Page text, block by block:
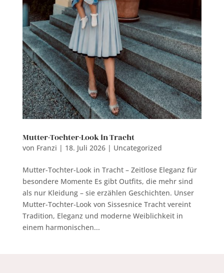
Mutter-Tochter-Look in Tracht
von Franzi | 18. Juli 2026| Uncategorized
Mutter-Tochter-Look in Tracht – Zeitlose Eleganz für
besondere Momente Es gibt Outfits, die mehr sind
als nur Kleidung – sie erzählen Geschichten. Unser
Mutter-Tochter-Look von Sissesnice Tracht vereint
Tradition, Eleganz und moderne Weiblichkeit in
einem harmonischen...